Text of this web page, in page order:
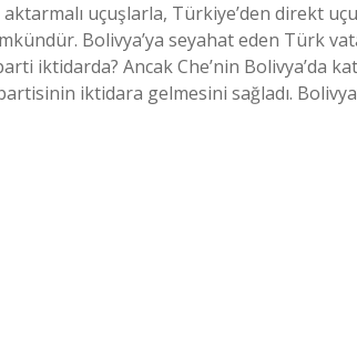
uçuşlarla, Türkiye’den direkt
Bolivya’ya seyahat eden Türk
iktidarda? Ancak Che’nin Bolivya’da
iktidara gelmesini sağladı.